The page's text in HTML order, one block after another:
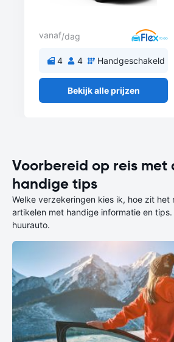
vanaf/dag
4 4 Handgeschakeld
Bekijk alle prijzen
Voorbereid op reis met
handige tips
Welke verzekeringen kies ik, hoe zit het
artikelen met handige informatie en
huurauto.